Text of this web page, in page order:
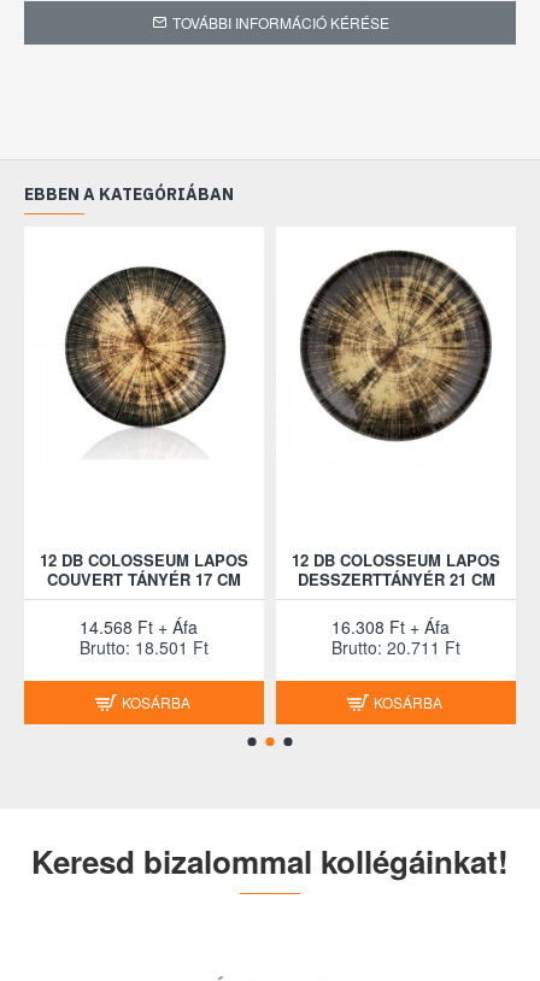
TOVÁBBI INFORMÁCIÓ KÉRÉSE
EBBEN A KATEGÓRIÁBAN
12 DB COLOSSEUM LAPOS
COUVERT TÁNYÉR 17 CM
14.568 Ft + Áfa
Brutto: 18.501 Ft
KOSÁRBA
12 DB COLOSSEUM LAPOS
DESSZERTTÁNYÉR 21 CM
16.308 Ft + Áfa
Brutto: 20.711 Ft
KOSÁRBA
Keresd bizalommal kollégáinkat!